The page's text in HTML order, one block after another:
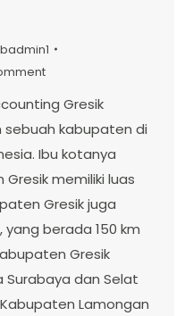
Gresik
sebuah kabupaten di
Ibu kotanya
memiliki luas
Gresik juga
yang berada 150 km
Gresik
dan Selat
Lamongan